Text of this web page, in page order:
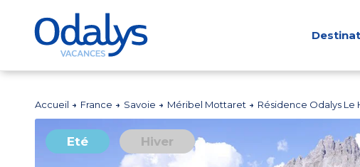
Accueil France Savoie Méribel Mottaret Résidence Odalys
Eté Hiver